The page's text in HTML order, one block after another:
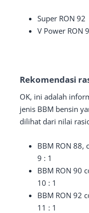
Super RON 92
V Power RON
Rekomendasi
OK, ini adalah
jenis BBM bensin
dilihat dari nilai
BBM RON 88,
9 : 1
BBM RON 90
10 : 1
BBM RON 92
11 : 1